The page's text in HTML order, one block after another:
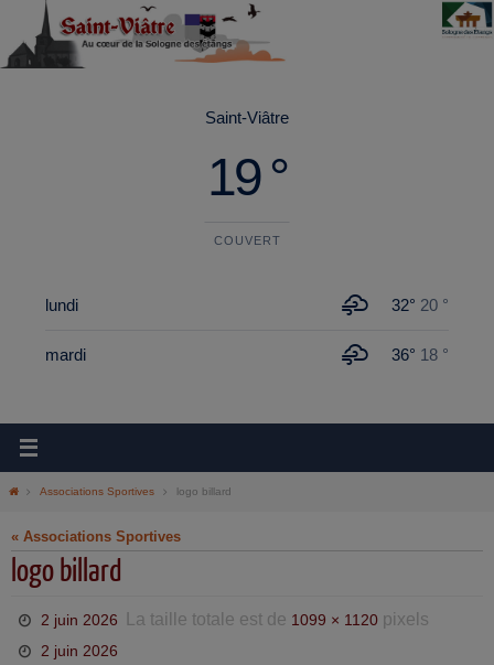
principal
Saint-Viâtre
19 °
COUVERT
lundi 32° 20 °
mardi 36° 18 °
Associations Sportives logo billard
« Associations Sportives
logo billard
2 juin 2026 La taille totale est de 1099 × 1120 pixels
2 juin 2026